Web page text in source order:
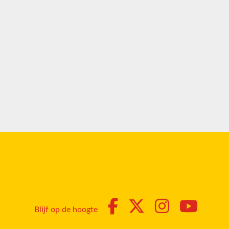
Blijf op de hoogte